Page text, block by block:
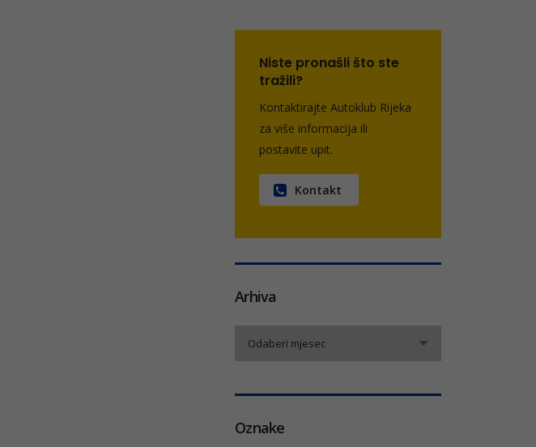
Niste pronašli što ste
tražili?
Kontaktirajte Autoklub Rijeka
za više informacija ili
postavite upit.
Kontakt
Arhiva
Odaberi mjesec
Oznake